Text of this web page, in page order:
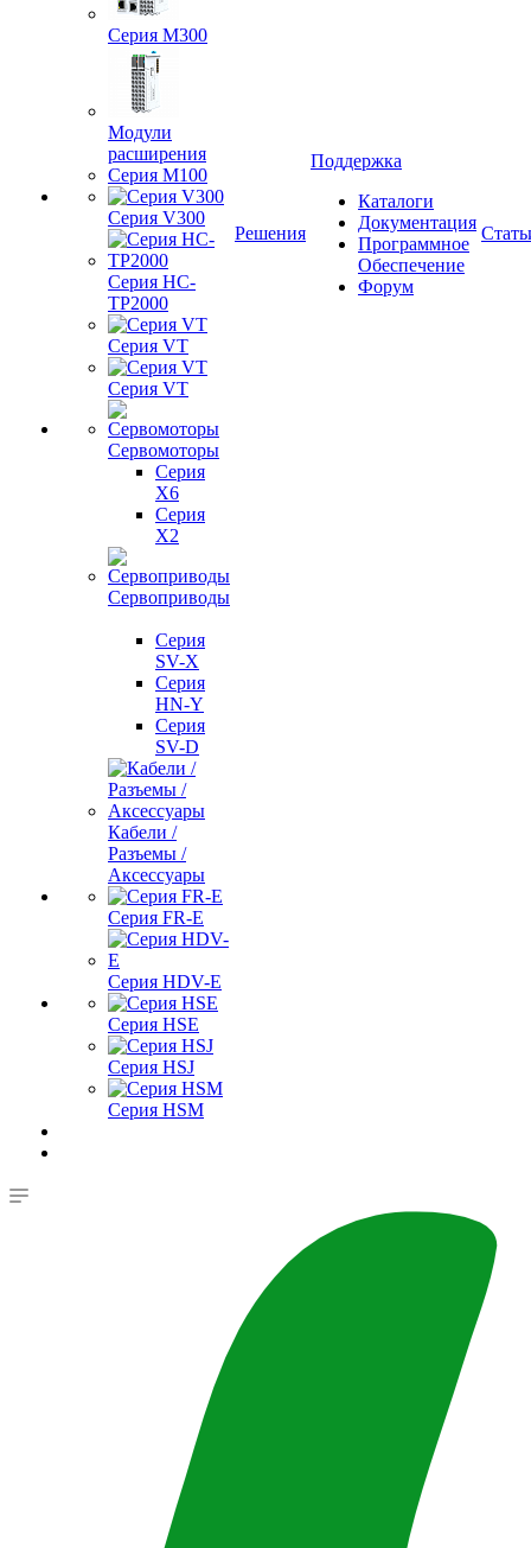
Серия M300
Модули
расширения
Серия M100
Серия V300
Серия HC-
TP2000
Серия VT
Серия VT
Сервомоторы
Серия
X6
Серия
X2
Сервоприводы
Серия
SV-X
Серия
HN-Y
Серия
SV-D
Кабели /
Разъемы /
Аксессуары
Серия FR-E
Серия HDV-E
Серия HSE
Серия HSJ
Серия HSM
Решения
Поддержка
Каталоги
Документация
Программное
Обеспечение
Форум